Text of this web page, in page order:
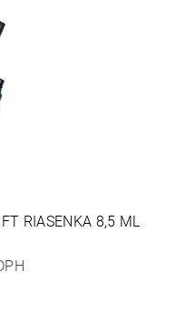
RIASENKA 8,5 ML